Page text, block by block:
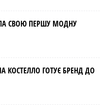
СВОЮ ПЕРШУ МОДНУ
КОСТЕЛЛО ГОТУЄ БРЕНД ДО